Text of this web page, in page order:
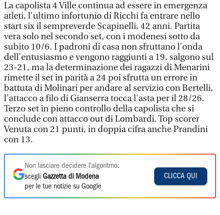
La capolista 4 Ville continua ad essere in emergenza
atleti, l'ultimo infortunio di Ricchi fa entrare nello
start six il sempreverde Scapinelli, 42 anni. Partita
vera solo nel secondo set, con i modenesi sotto da
subito 10/6. I padroni di casa non sfruttano l'onda
dell'entusiasmo e vengono raggiunti a 19, salgono sul
23-21, ma la determinazione dei ragazzi di Menarini
rimette il set in parità a 24 poi sfrutta un errore in
battuta di Molinari per andare al servizio con Bertelli,
l'attacco a filo di Gianserra tocca l'asta per il 28/26.
Terzo set in pieno controllo della capolista che si
conclude con attacco out di Lombardi. Top scorer
Venuta con 21 punti, in doppia cifra anche Prandini
con 13.
Non lasciare decidere l'algoritmo:
scegli Gazzetta di Modena
per le tue notizie su Google
CLICCA QUI